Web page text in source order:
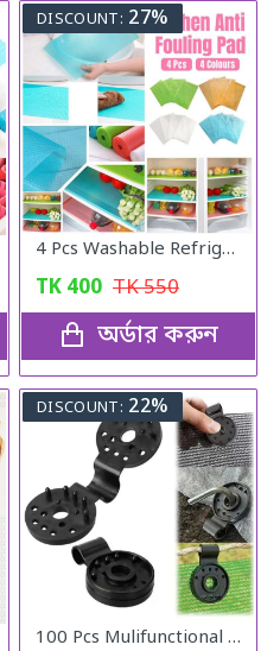
DISCOUNT: 27%
4 Pcs Washable Refrigerator Mats
TK 400 TK550
অর্ডার করুন
DISCOUNT: 22%
100 Pcs Mulifunctional Sunshade Net Fixing Clip